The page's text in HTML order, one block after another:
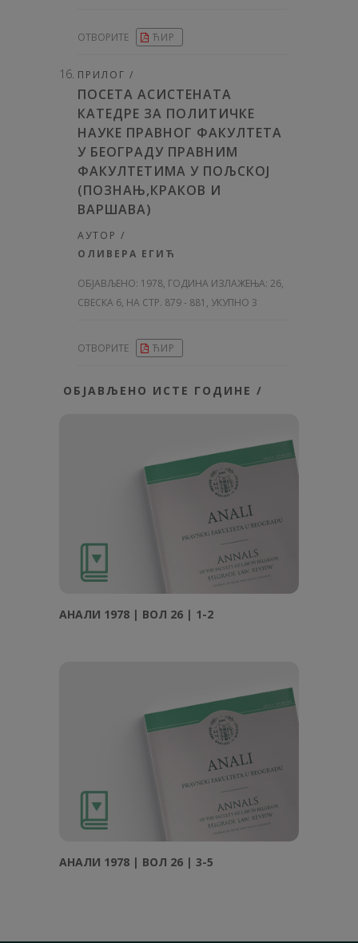
ОТВОРИТЕ ЋИР
ПРИЛОГ /
ПОСЕТА АСИСТЕНАТА
КАТЕДРЕ ЗА ПОЛИТИЧКЕ
НАУКЕ ПРАВНОГ ФАКУЛТЕТА
У БЕОГРАДУ ПРАВНИМ
ФАКУЛТЕТИМА У ПОЉСКОЈ
(ПОЗНАЊ,КРАКОВ И
ВАРШАВА)
АУТОР /
ОЛИВЕРА ЕГИЋ
ОБЈАВЉЕНО: 1978, ГОДИНА ИЗЛАЖЕЊА: 26,
СВЕСКА 6, НА СТР. 879 - 881, УКУПНО 3
ОТВОРИТЕ ЋИР
ОБЈАВЉЕНО ИСТЕ ГОДИНЕ /
АНAЛИ 1978 | ВОЛ 26 | 1-2
АНAЛИ 1978 | ВОЛ 26 | 3-5